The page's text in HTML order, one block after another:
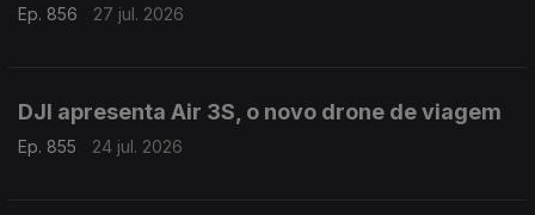
Ep. 856 27 jul. 2026
DJI apresenta Air 3S, o novo drone de viagem
Ep. 855 24 jul. 2026